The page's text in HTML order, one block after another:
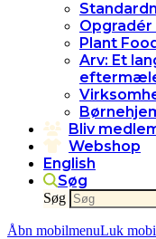
Plant
Arv: Et
Bliv
Webshop
English
Søg
Søg
Åbn mobilmenuLuk